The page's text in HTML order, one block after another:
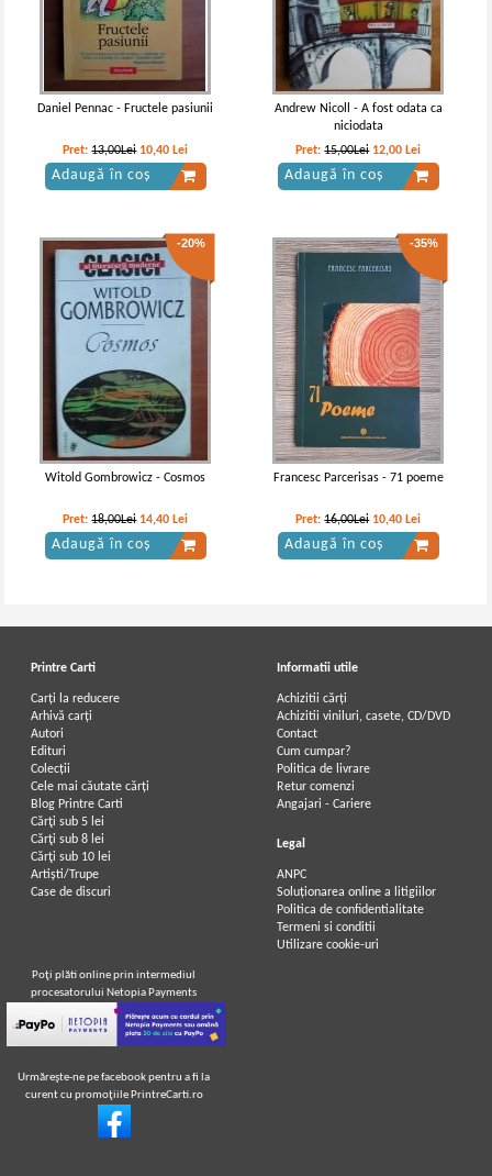
Daniel Pennac - Fructele pasiunii
Pret:13,00Lei 10,40 Lei
Adaugă în coș
Andrew Nicoll - A fost odata ca
niciodata
Pret:15,00Lei 12,00 Lei
Adaugă în coș
-20%
Witold Gombrowicz - Cosmos
Pret:18,00Lei 14,40 Lei
Adaugă în coș
-35%
Francesc Parcerisas - 71 poeme
Pret:16,00Lei 10,40 Lei
Adaugă în coș
Printre Carti
Carți la reducere
Arhivă carți
Autori
Edituri
Colecții
Cele mai căutate cărți
Blog Printre Carti
Cărţi sub 5 lei
Cărţi sub 8 lei
Cărţi sub 10 lei
Artiști/Trupe
Case de discuri
Informatii utile
Achizitii cărți
Achizitii viniluri, casete, CD/DVD
Contact
Cum cumpar?
Politica de livrare
Retur comenzi
Angajari - Cariere
Legal
ANPC
Soluționarea online a litigiilor
Politica de confidentialitate
Termeni si conditii
Utilizare cookie-uri
Poţi plăti online prin intermediul
procesatorului Netopia Payments
Urmăreşte-ne pe facebook pentru a fi la
curent cu promoţiile PrintreCarti.ro